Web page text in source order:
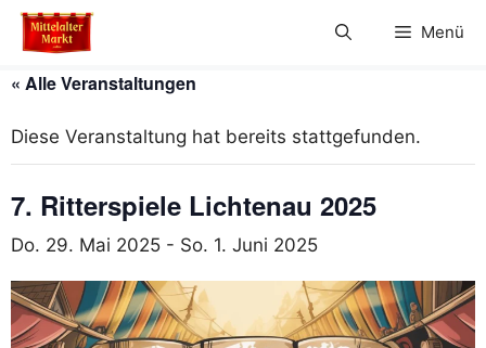
Zum
Inhalt
Menü
« Alle Veranstaltungen
Diese Veranstaltung hat bereits stattgefunden.
7. Ritterspiele Lichtenau 2025
Do. 29. Mai 2025 - So. 1. Juni 2025